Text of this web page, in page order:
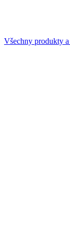
Všechny produkty